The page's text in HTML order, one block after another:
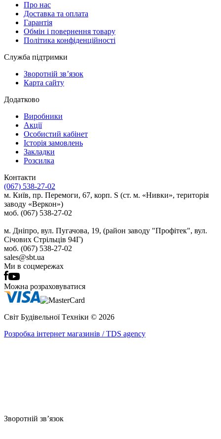
Про нас
Доставка та оплата
Гарантія
Обмін і повернення товару
Політика конфіденційності
Служба підтримки
Зворотній зв’язок
Карта сайту
Додатково
Виробники
Акції
Особистий кабінет
Історія замовлень
Закладки
Розсилка
Контакти
(067) 538-27-02
м. Київ, пр. Перемоги, 67, корп. S (ст. м. «Нивки», територія
заводу «Веркон»)
моб. (067) 538-27-02
м. Дніпро, вул. Пугачова, 19, (район заводу "Профітек", вул.
Січових Стрільців 94Г)
моб. (067) 538-27-02
sales@sbt.ua
Ми в соцмережах
Можна розраховуватися
Світ Будівельної Tехніки © 2026
Розробка інтернет магазинів / TDS agency
Зворотній зв’язок